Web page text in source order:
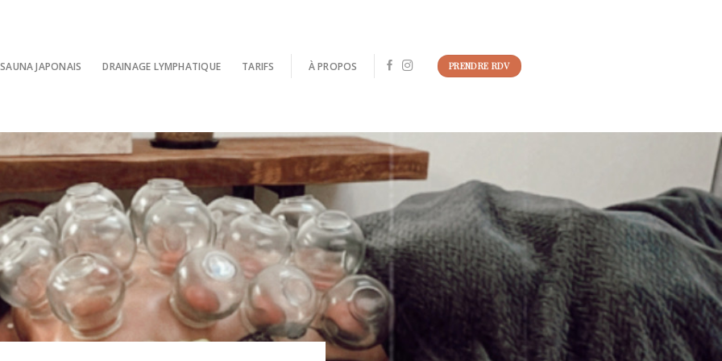
SAUNA JAPONAIS DRAINAGE LYMPHATIQUE TARIFS À PROPOS PRENDRE RDV